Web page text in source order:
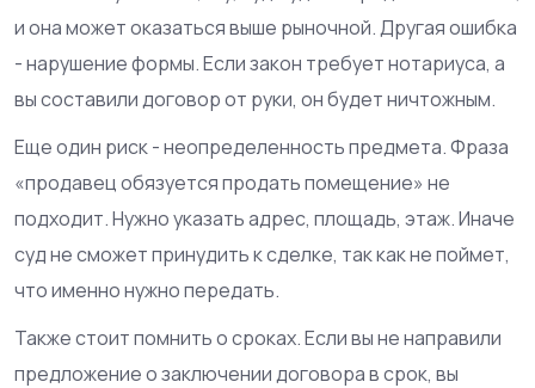
и она может оказаться выше рыночной. Другая ошибка
- нарушение формы. Если закон требует нотариуса, а
вы составили договор от руки, он будет ничтожным.
Еще один риск - неопределенность предмета. Фраза
«продавец обязуется продать помещение» не
подходит. Нужно указать адрес, площадь, этаж. Иначе
суд не сможет принудить к сделке, так как не поймет,
что именно нужно передать.
Также стоит помнить о сроках. Если вы не направили
предложение о заключении договора в срок, вы